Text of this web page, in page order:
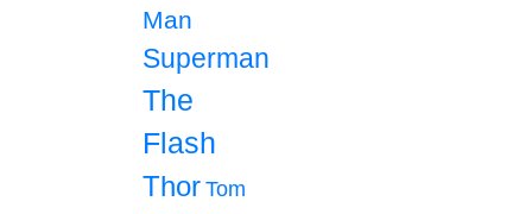
Man
Superman
The
Flash
Thor Tom